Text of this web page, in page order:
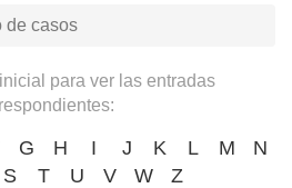
de casos
para ver las entradas
G H I J K L M
N
S T U V W Z